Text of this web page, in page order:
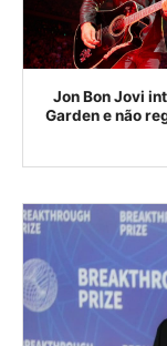
Jon Bon Jovi
Garden e não